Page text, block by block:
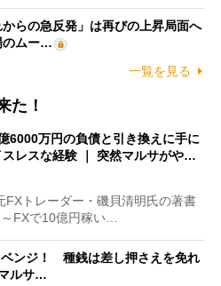
らの急反発」は再びの上昇局面へ
のムー…
一覧を見る
た！
6000万円の負債と引き換えに手に
スレスな経験 ｜ 突然マルサがや…
トレーダー・磯貝清明氏の著書
FXで10億円稼い…
ベンジ！ 種銭は差し押さえを免れ
ルサ…